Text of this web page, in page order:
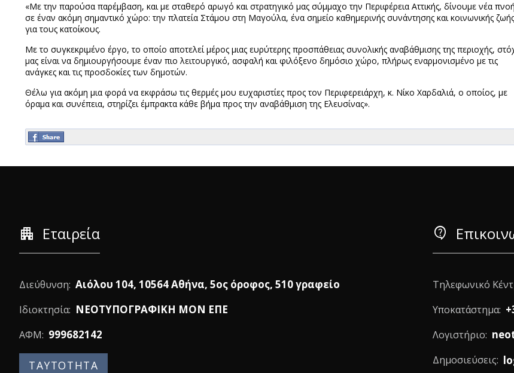
«Με την παρούσα παρέμβαση, και με σταθερό αρωγό και στρατηγικό μας σύμμαχο την Περιφέρεια Αττικής, δίνουμε νέα πνοή
σε έναν ακόμη σημαντικό χώρο: την πλατεία Στάμου στη Μαγούλα, ένα σημείο καθημερινής συνάντησης και κοινωνικής ζωής
για τους κατοίκους.
Με το συγκεκριμένο έργο, το οποίο αποτελεί μέρος μιας ευρύτερης προσπάθειας συνολικής αναβάθμισης της περιοχής,
μας είναι να δημιουργήσουμε έναν πιο λειτουργικό, ασφαλή και φιλόξενο δημόσιο χώρο, πλήρως εναρμονισμένο με τις
ανάγκες και τις προσδοκίες των δημοτών.
Θέλω για ακόμη μια φορά να εκφράσω τις θερμές μου ευχαριστίες προς τον Περιφερειάρχη, κ. Νίκο Χαρδαλιά, ο οποίος, με
όραμα και συνέπεια, στηρίζει έμπρακτα κάθε βήμα προς την αναβάθμιση της Ελευσίνας».
apartment Εταιρεία
Διεύθυνση: Αιόλου 104, 10564 Αθήνα, 5ος όροφος, 510 γραφείο
Ιδιοκτησία: ΝΕΟΤΥΠΟΓΡΑΦΙΚΗ ΜΟΝ ΕΠΕ
ΑΦΜ: 999682142
ΤΑΥΤΟΤΗΤΑ
contact_support
Τηλεφωνικό
Υποκατάστημα:
Λογιστήριο:
Δημοσιεύσεις: